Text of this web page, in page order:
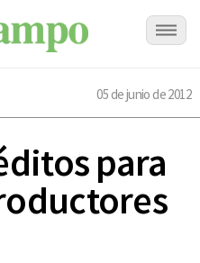
05 de junio de 2012
para